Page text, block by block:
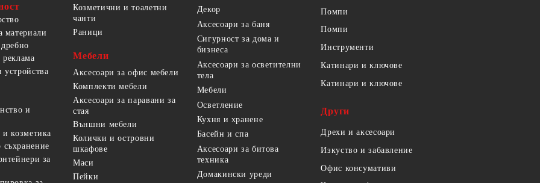
материали
и
козметика
за
Козметични и тоалетни
чанти
Раници
Мебели
Аксесоари за офис мебели
Комплекти мебели
Аксесоари за паравани за
стая
Външни мебели
Колички и островни
шкафове
Маси
Пейки
Декор
Аксесоари за баня
Сигурност за дома и
бизнеса
Аксесоари за осветителни
тела
Мебели
Осветление
Кухня и хранене
Басейн и спа
Аксесоари за битова
техника
Домакински уреди
Помпи
Помпи
Инструменти
Катинари и ключове
Катинари и ключове
Други
Дрехи и аксесоари
Изкуство и забавление
Офис консумативи